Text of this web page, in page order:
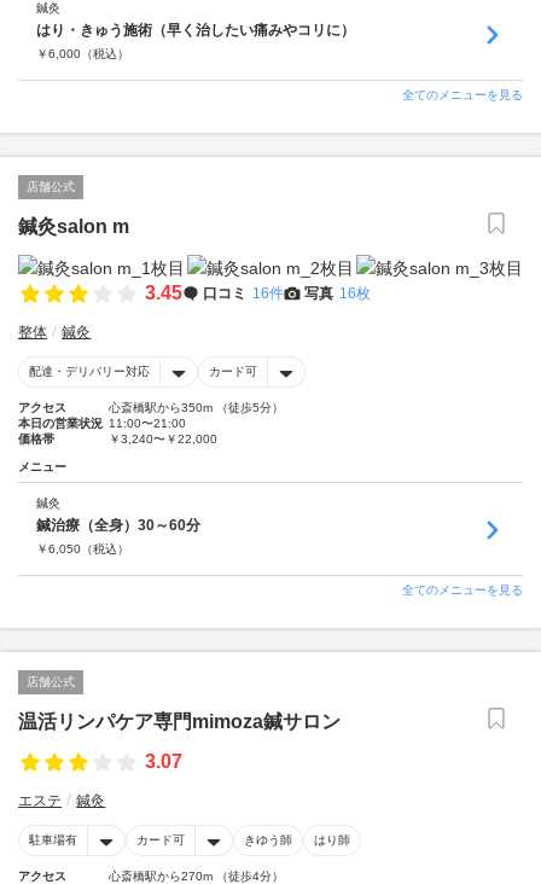
鍼灸
はり・きゅう施術（早く治したい痛みやコリに）
￥6,000 （税込）
全てのメニューを見る
店舗公式
鍼灸salon m
3.45 口コミ 16件 写真 16枚
整体 鍼灸
配達・デリバリー対応 カード可
アクセス
心斎橋駅から350m （徒歩5分）
本日の営業状況 11:00〜21:00
価格帯
￥3,240〜￥22,000
メニュー
鍼灸
鍼治療（全身）30～60分
￥6,050 （税込）
全てのメニューを見る
店舗公式
温活リンパケア専門mimoza鍼サロン
3.07
エステ 鍼灸
駐車場有 カード可 きゆう師 はり師
アクセス
心斎橋駅から270m （徒歩4分）